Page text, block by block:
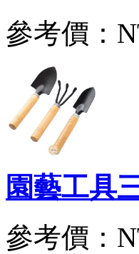
大腳丫開瓶器金屬鑰匙圈
參考價：NT: 20元
觸控防疫開瓶器鑰匙鎖圈
參考價：NT: 20元
參考價：
園藝工具
參考價：